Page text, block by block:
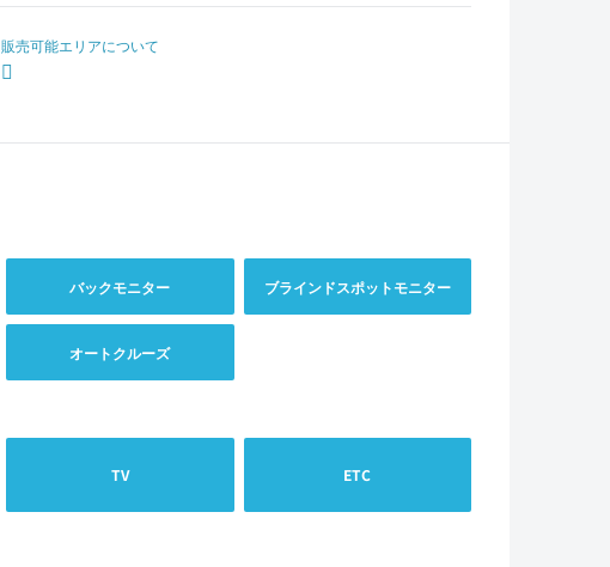
販売可能エリアについて
バックモニター ブラインドスポットモニター
オートクルーズ
TV ETC